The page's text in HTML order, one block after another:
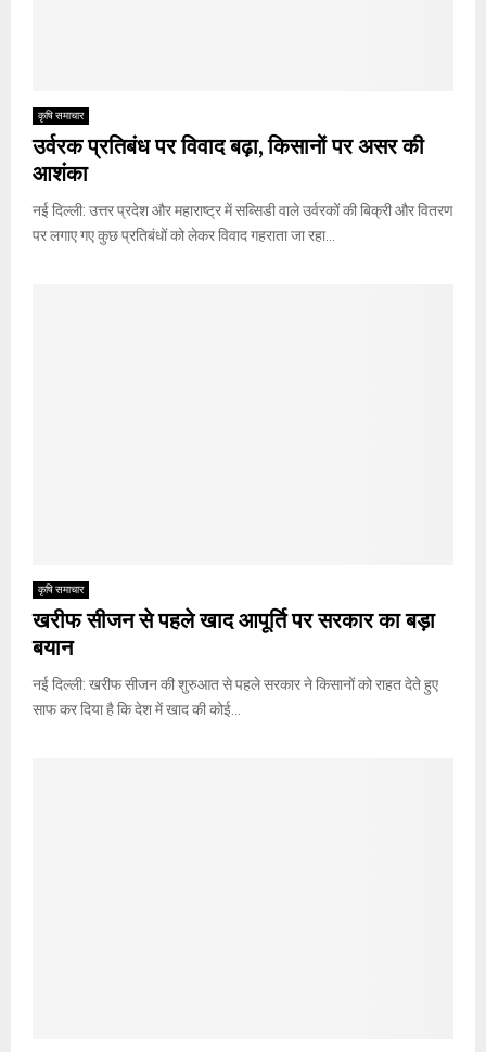
कृषि समाचार
उर्वरक प्रतिबंध पर विवाद बढ़ा, किसानों पर असर की
आशंका
नई दिल्ली: उत्तर प्रदेश और महाराष्ट्र में सब्सिडी वाले उर्वरकों की बिक्री और वितरण
पर लगाए गए कुछ प्रतिबंधों को लेकर विवाद गहराता जा रहा...
कृषि समाचार
खरीफ सीजन से पहले खाद आपूर्ति पर सरकार का बड़ा
बयान
नई दिल्ली: खरीफ सीजन की शुरुआत से पहले सरकार ने किसानों को राहत देते हुए
साफ कर दिया है कि देश में खाद की कोई...